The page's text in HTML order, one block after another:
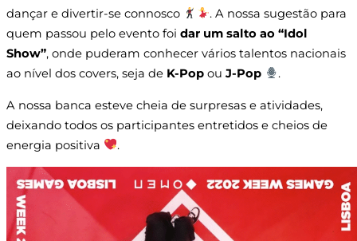
dançar e divertir-se connosco
. A nossa sugestão para
quem passou pelo evento foi dar um salto ao “Idol
Show”, onde puderam conhecer vários talentos nacionais
ao nível dos covers, seja de K-Pop ou J-Pop .
A nossa banca esteve cheia de surpresas e atividades,
deixando todos os participantes entretidos e cheios de
energia positiva
.